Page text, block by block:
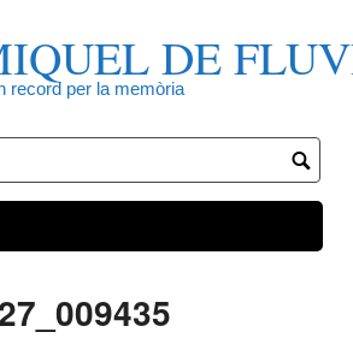
DE
record per la memòria